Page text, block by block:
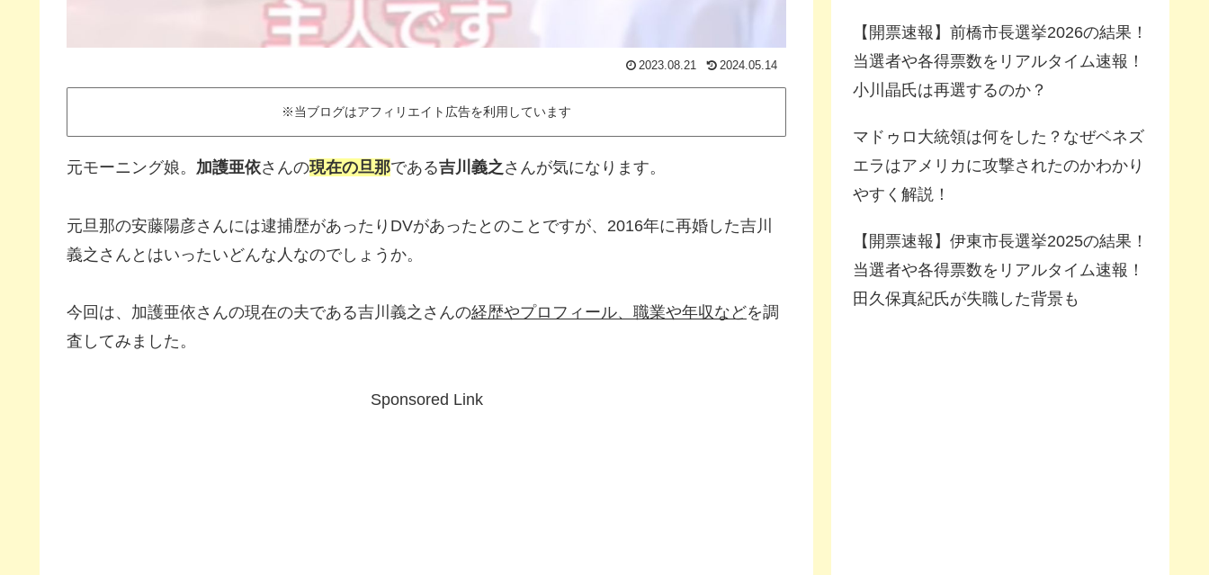
2023.08.21 2024.05.14
※当ブログはアフィリエイト広告を利用しています
元モーニング娘。 加護亜依さんの現在の旦那である吉川義之さんが気になります。
元旦那の安藤陽彦さんには逮捕歴があったりDVがあったとのことですが、2016年に再婚した吉川
義之さんとはいったいどんな人なのでしょうか。
今回は、加護亜依さんの現在の夫である吉川義之さんの経歴やプロフィール、職業や年収などを調
査してみました。
Sponsored Link
【開票速報】前橋市長選挙2026の結果！
当選者や各得票数をリアルタイム速報！
小川晶氏は再選するのか？
マドゥロ大統領は何をした？なぜベネズ
エラはアメリカに攻撃されたのかわかり
やすく解説！
【開票速報】伊東市長選挙2025の結果！
当選者や各得票数をリアルタイム速報！
田久保真紀氏が失職した背景も